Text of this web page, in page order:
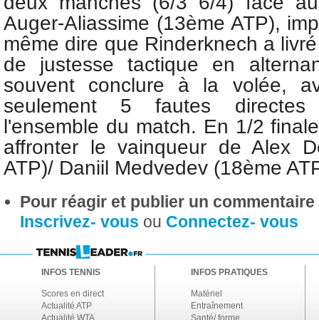
Auger-Aliassime (13ème ATP),
même dire que Rinderknech a
de justesse tactique en
souvent conclure à la volée,
seulement 5 fautes directes
l'ensemble du match. En 1/2
affronter le vainqueur de Alex
ATP)/ Daniil Medvedev (18ème
Pour réagir et publier un
Inscrivez- vous ou Connectez- vous
INFOS TENNIS
Scores en direct
Actualité ATP
Actualité WTA
INFOS PRATIQUES
Matériel
Entraînement
Santé/ forme